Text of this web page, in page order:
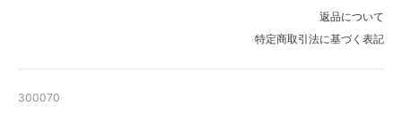
返品について
特定商取引法に基づく表記
300070